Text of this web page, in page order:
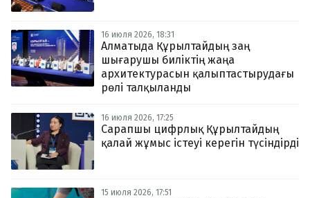
16 июля 2026, 18:31
Алматыда Құрылтайдың заң
шығарушы биліктің жаңа
архитектурасын қалыптастырудағы
рөлі талқыланды
16 июля 2026, 17:25
Сарапшы цифрлық Құрылтайдың
қалай жұмыс істеуі керегін түсіндірді
15 июля 2026, 17:51